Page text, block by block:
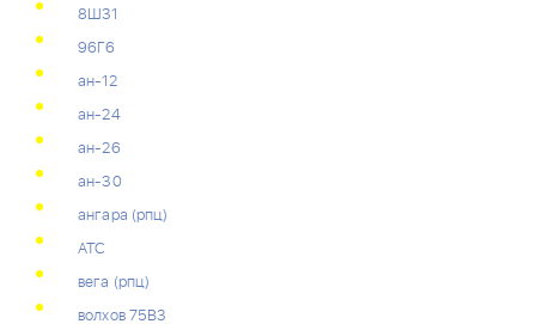
8Ш31
96Г6
ан-12
ан-24
ан-26
ан-30
ангара (рпц)
АТС
вега (рпц)
волхов 75В3